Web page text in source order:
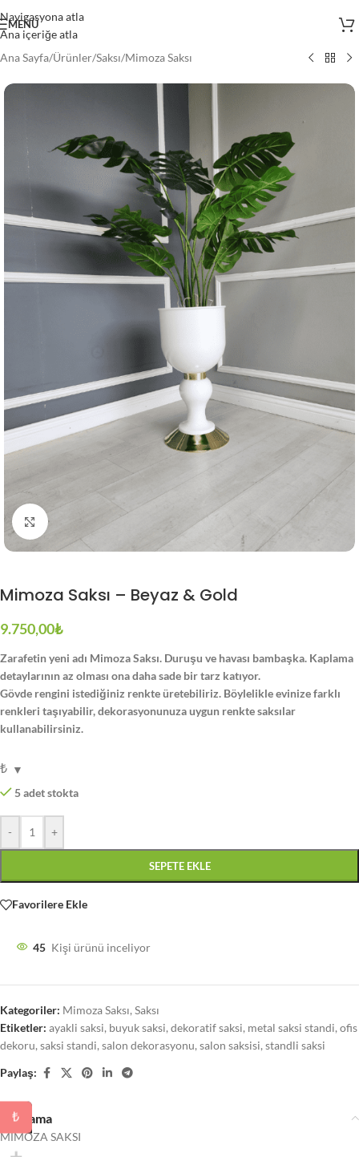
Navigasyona atla
Ana içeriğe atla
MENÜ
Ana Sayfa/Ürünler/Saksı/Mimoza Saksı
Büyütmek için tıklayın
Mimoza Saksı – Beyaz & Gold
9.750,00₺
Zarafetin yeni adı Mimoza Saksı. Duruşu ve havası bambaşka. Kaplama
detaylarının az olması ona daha sade bir tarz katıyor.
Gövde rengini istediğiniz renkte üretebiliriz. Böylelikle evinize farklı
renkleri taşıyabilir, dekorasyonunuza uygun renkte saksılar
kullanabilirsiniz.
₺
5 adet stokta
- +
SEPETE EKLE
Favorilere Ekle
45 Kişi ürünü inceliyor
Kategoriler: Mimoza Saksı, Saksı
Etiketler: ayakli saksi, buyuk saksi, dekoratif saksi, metal saksi standi, ofis
dekoru, saksi standi, salon dekorasyonu, salon saksisi, standli saksi
Paylaş:
Açıklama
MİMOZA SAKSI
₺